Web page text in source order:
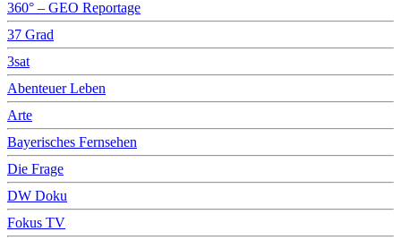
360° – GEO Reportage
37 Grad
3sat
Abenteuer Leben
Arte
Bayerisches Fernsehen
Die Frage
DW Doku
Fokus TV